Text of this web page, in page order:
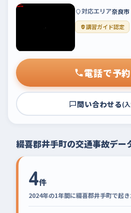
対応エリア奈良市
講習ガイド認定
電話で予
問い合わせる(
綴喜郡井手町の交通事故デー
4件
2024年の1年間に綴喜郡井手町で起